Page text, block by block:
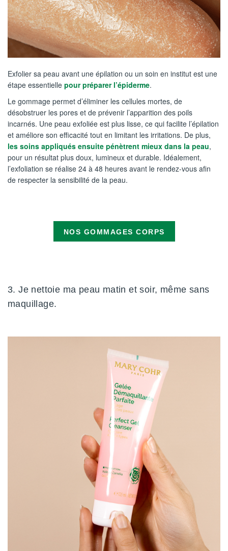
Exfolier sa peau avant une épilation ou un soin en institut est une
étape essentielle pour préparer l’épiderme.
Le gommage permet d’éliminer les cellules mortes, de
désobstruer les pores et de prévenir l’apparition des poils
incarnés. Une peau exfoliée est plus lisse, ce qui facilite l’épilation
et améliore son efficacité tout en limitant les irritations. De plus,
les soins appliqués ensuite pénètrent mieux dans la peau,
pour un résultat plus doux, lumineux et durable. Idéalement,
l’exfoliation se réalise 24 à 48 heures avant le rendez-vous afin
de respecter la sensibilité de la peau.
NOS GOMMAGES CORPS
3. Je nettoie ma peau matin et soir, même sans
maquillage.